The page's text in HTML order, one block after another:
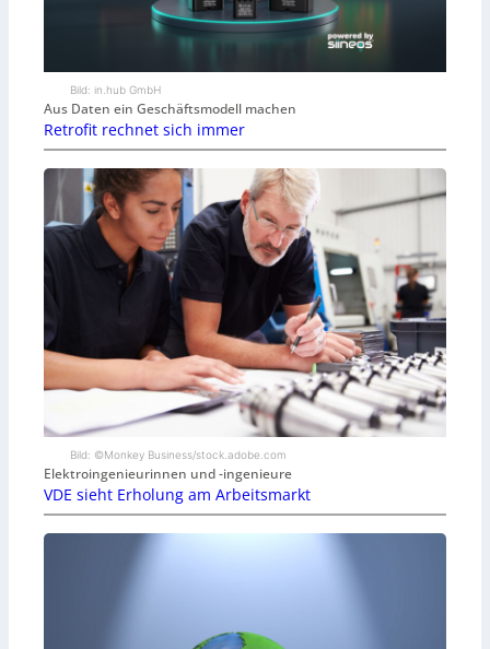
Bild: in.hub GmbH
Aus Daten ein Geschäftsmodell machen
Retrofit rechnet sich immer
Bild: ©Monkey Business/stock.adobe.com
Elektroingenieurinnen und -ingenieure
VDE sieht Erholung am Arbeitsmarkt